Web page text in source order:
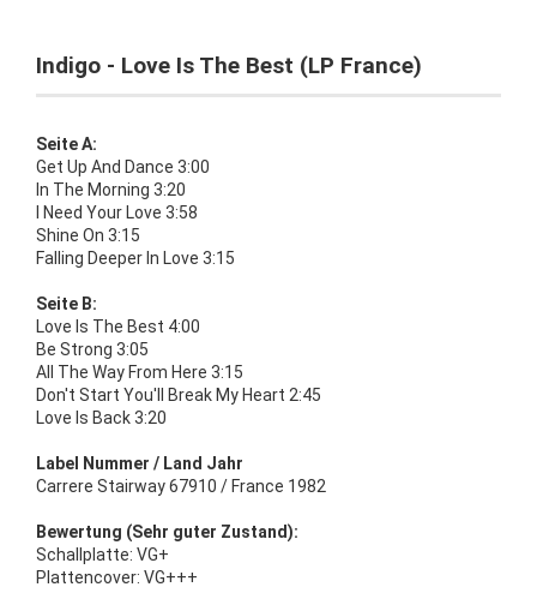
Indigo - Love Is The Best (LP France)
Seite A:
Get Up And Dance 3:00
In The Morning 3:20
I Need Your Love 3:58
Shine On 3:15
Falling Deeper In Love 3:15
Seite B:
Love Is The Best 4:00
Be Strong 3:05
All The Way From Here 3:15
Don't Start You'll Break My Heart 2:45
Love Is Back 3:20
Label Nummer / Land Jahr
Carrere Stairway 67910 / France 1982
Bewertung (Sehr guter Zustand):
Schallplatte: VG+
Plattencover: VG+++